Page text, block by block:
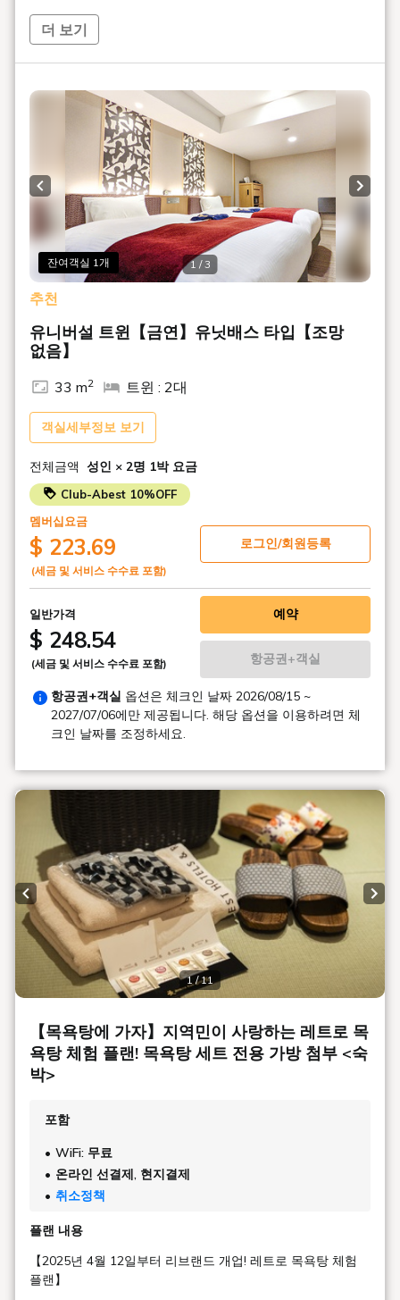
「호텔 SUI 교토 시미즈」로 야호를 변경해, 리브랜드 개업했
습니다. 여러분에게 편히 쉴 수 있는 난로 뒤, 밤의 일흥을 즐길
수 있는 스낵 등, 새로운 체험 설비를 준비해 기다리고 있습니
가능성이 있습니다.
에도시대부터 이어지는 일본의 미의식인 「멋(수)」를 현대에
계승해, 일본의 전통미와 현대적인 쾌적함을 융합시킨 체재 체
험을 제공하는 캐주얼 호텔입니다.
■액세스
명소 넘치는 게이한 본선 「시미즈 고조역」에서 도보 1분의
좋은 입지.
일본의 전통과 현대가 융합하는 아름다운 거리 속에서 관광·음
식·쇼핑을 즐길 수 있습니다.
【15:00～17:00】
프런트의 「오리로(이로리)」스페이스에서, 여름은 차가운 녹
(※6월 15일 이후의 서비스 내용입니다)
관광이나 이동 후, 교토의 료를 느끼는 서늘한 시간을 보내십
시오.
■해피 아워 「수취」【17:00～18:30】
각종 알코올과 청량 음료를 무료(셀프 서비스)로 즐기실 수 있
습니다.
옥진, 유자 주스, 차가운 녹차 등 깔끔한 라인업입니다. (※6월
15일 이후의 서비스 내용입니다)
※안주 제공은 없습니다.
■수량 한정! 야식 서비스 「수야」【18:30～20:30】
투숙객 한정 무료 야식 「SUI 우동」. 이웃에 있는 교토의 노
포 「반베에」의 국수를 토핑하고 리뉴얼했습니다.
담백한 국물에 코시가 있는 사누키 우동은, 여름의 밤의 아랫
※선착순・수량 한정이 됩니다.
■스낵 YOASOBI【20：30～22：30 최종 입점 22：00】
니다. ※유료 서비스(음료 대별도).
낮에 대응한 프런트 스탭이 카운터에 서는 것도. 여행의 마무
리에 부담없는 YOASOBI의 시간을 즐길 수 있습니다.
■1일의 시작을 물들이는 조식【7:00-9:30 (L.O.9:00)】
어린이부터 어른까지 즐길 수 있는 인기 메뉴를 엄선한 일본식
뷔페입니다.
아침의 호화를 맛볼 수 있는 특제 로스트 비프나, 자동으로 구
워지는 팬케이크 머신 외, 구이 생선이나 치쿠젠 조림이라고
하는 정평의 일식 반찬을 준비하고 있습니다.
※혼잡시는 영업 개시 시간이 앞당겨지는 경우가 있습니다. 자
세한 내용은 문의하십시오.
더 보기
잔여객실 1개 1 / 3
Previous slide Next
추천
유니버설 트윈【금연】유닛배스 타입【조망
없음】
33 m2 트윈 : 2대
객실세부정보 보기
전체금액 성인 × 2명 1박 요금
Club-Abest 10%OFF
멤버십요금
$ 223.69
(세금 및 서비스 수수료 포함)
로그인/회원등록
일반가격
$ 248.54
(세금 및 서비스 수수료 포함)
예약
항공권+객실
항공권+객실 옵션은 체크인 날짜 2026/08/15 ~
2027/07/06에만 제공됩니다. 해당 옵션을 이용하려면 체
크인 날짜를 조정하세요.
1 / 11
Previous slide
【목욕탕에 가자】지역민이 사랑하는 레트로 목
욕탕 체험 플랜! 목욕탕 세트 전용 가방 첨부 <숙
박>
포함
WiFi: 무료
온라인 선결제, 현지결제
취소정책
플랜 내용
【2025년 4월 12일부터 리브랜드 개업! 레트로 목욕탕 체험
플랜】